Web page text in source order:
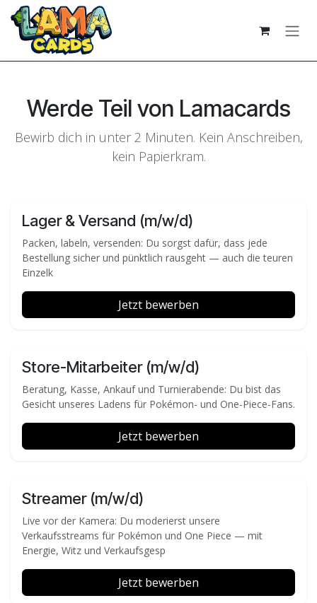
Zum Inhalt springen
Werde Teil von Lamacards
Bewirb dich in unter 2 Minuten. Kein Anschreiben,
kein Papierkram.
Lager & Versand (m/w/d)
Packen, labeln, versenden: Du sorgst dafür, dass jede
Bestellung sicher und pünktlich rausgeht — auch die teuren
Einzelk
Jetzt bewerben
Store-Mitarbeiter (m/w/d)
Beratung, Kasse, Ankauf und Turnierabende: Du bist das
Gesicht unseres Ladens für Pokémon- und One-Piece-Fans.
Jetzt bewerben
Streamer (m/w/d)
Live vor der Kamera: Du moderierst unsere
Verkaufsstreams für Pokémon und One Piece — mit
Energie, Witz und Verkaufsgesp
Jetzt bewerben